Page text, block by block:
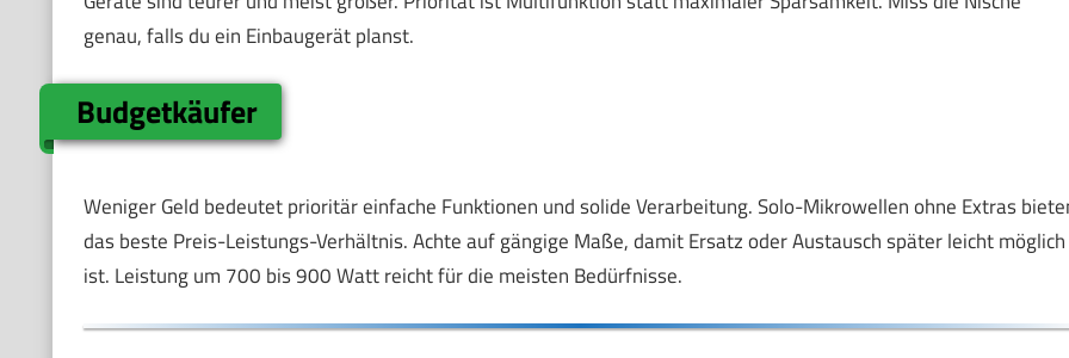
genau, falls du ein Einbaugerät planst.
Budgetkäufer
Weniger Geld bedeutet prioritär einfache Funktionen und solide Verarbeitung. Solo-Mikrowellen ohne Extras
das beste Preis-Leistungs-Verhältnis. Achte auf gängige Maße, damit Ersatz oder Austausch später leicht möglich
ist. Leistung um 700 bis 900 Watt reicht für die meisten Bedürfnisse.